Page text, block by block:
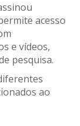
acesso
e vídeos,
pesquisa.
ao